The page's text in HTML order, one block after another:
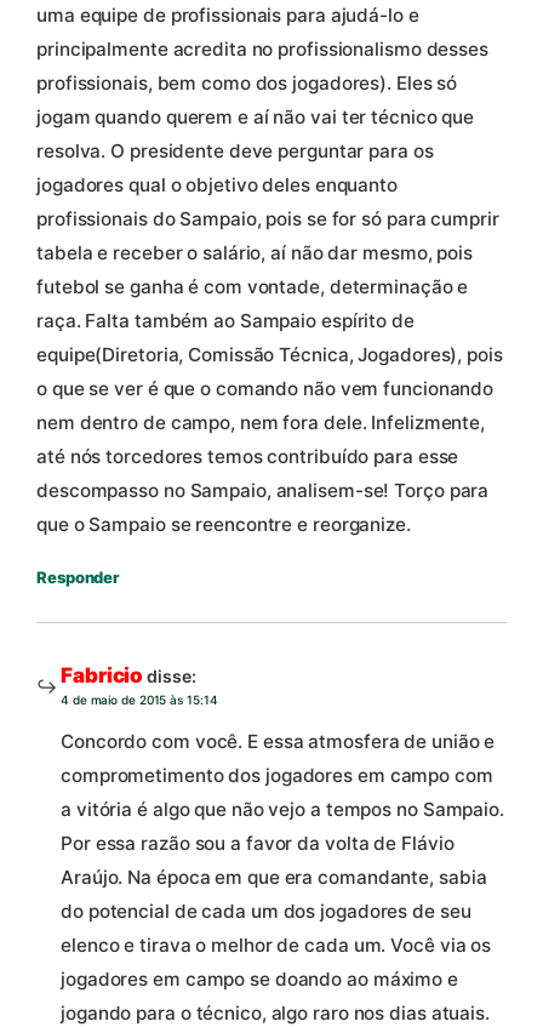
uma equipe de profissionais para ajudá-lo e
principalmente acredita no profissionalismo desses
profissionais, bem como dos jogadores). Eles só
jogam quando querem e aí não vai ter técnico que
resolva. O presidente deve perguntar para os
jogadores qual o objetivo deles enquanto
profissionais do Sampaio, pois se for só para cumprir
tabela e receber o salário, aí não dar mesmo, pois
futebol se ganha é com vontade, determinação e
raça. Falta também ao Sampaio espírito de
equipe(Diretoria, Comissão Técnica, Jogadores), pois
o que se ver é que o comando não vem funcionando
nem dentro de campo, nem fora dele. Infelizmente,
até nós torcedores temos contribuído para esse
descompasso no Sampaio, analisem-se! Torço para
que o Sampaio se reencontre e reorganize.
Responder
Fabricio disse:
4 de maio de 2015 às 15:14
Concordo com você. E essa atmosfera de união e
comprometimento dos jogadores em campo com
a vitória é algo que não vejo a tempos no Sampaio.
Por essa razão sou a favor da volta de Flávio
Araújo. Na época em que era comandante, sabia
do potencial de cada um dos jogadores de seu
elenco e tirava o melhor de cada um. Você via os
jogadores em campo se doando ao máximo e
jogando para o técnico, algo raro nos dias atuais.